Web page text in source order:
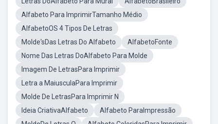
Alfabeto Para ImprimirTamanho Médio
AlfabetoOS 4 Tipos De Letras
Molde'sDas Letras Do Alfabeto
AlfabetoFonte
Nome Das Letras DoAlfabeto Para Molde
Imagem De LetrasPara Imprimir
Letra a MaiusculaPara Imprimir
Molde De LetrasPara Imprimir N
Ideia CriativaAlfabeto
Alfabeto ParaImpressão